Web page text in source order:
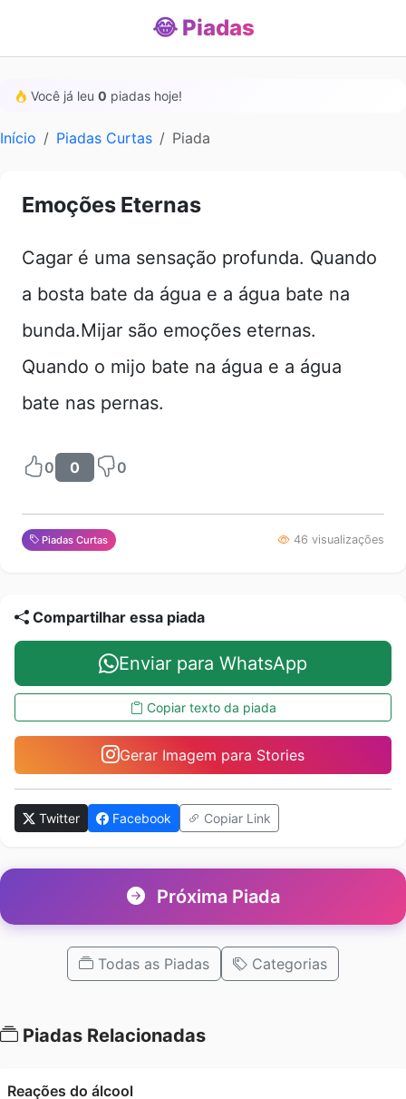
😂 Piadas
Você já leu 0 piadas hoje!
Início Piadas Curtas Piada
Emoções Eternas
Cagar é uma sensação profunda. Quando
a bosta bate da água e a água bate na
bunda.Mijar são emoções eternas.
Quando o mijo bate na água e a água
bate nas pernas.
0 0 0
Piadas Curtas 46 visualizações
Compartilhar essa piada
Enviar para WhatsApp
Copiar texto da piada
Gerar Imagem para Stories
Twitter Facebook Copiar Link
Próxima Piada
Todas as Piadas Categorias
Piadas Relacionadas
Reações do álcool